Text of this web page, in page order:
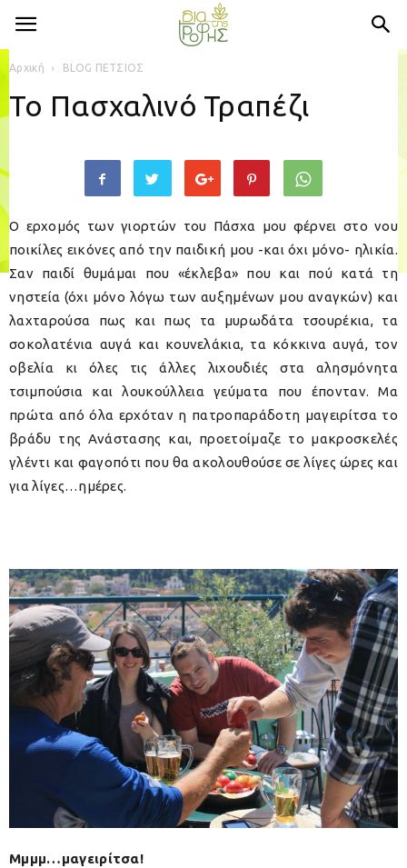
Αρχική BLOG ΠΕΤΣΙΟΣ
Το Πασχαλινό Τραπέζι
Ο ερχομός των γιορτών του Πάσχα μου φέρνει στο νου
ποικίλες εικόνες από την παιδική μου -και όχι μόνο- ηλικία.
Σαν παιδί θυμάμαι που «έκλεβα» που και πού κατά τη
νηστεία (όχι μόνο λόγω των αυξημένων μου αναγκών) και
λαχταρούσα πως και πως τα μυρωδάτα τσουρέκια, τα
σοκολατένια αυγά και κουνελάκια, τα κόκκινα αυγά, τον
οβελία κι όλες τις άλλες λιχουδιές στα αλησμόνητα
τσιμπούσια και λουκούλλεια γεύματα που έπονταν. Μα
πρώτα από όλα ερχόταν η πατροπαράδοτη μαγειρίτσα το
βράδυ της Ανάστασης και, προετοίμαζε το μακροσκελές
γλέντι και φαγοπότι που θα ακολουθούσε σε λίγες ώρες και
για λίγες…ημέρες.
Μμμμ…μαγειρίτσα!